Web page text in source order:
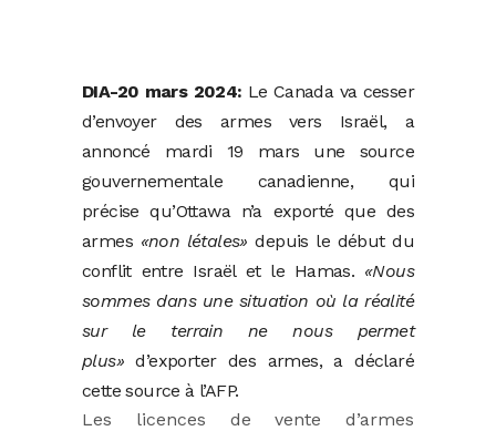
DIA-20 mars 2024: Le Canada va cesser
d’envoyer des armes vers Israël, a
annoncé mardi 19 mars une source
gouvernementale canadienne, qui
précise qu’Ottawa n’a exporté que des
armes «non létales» depuis le début du
conflit entre Israël et le Hamas. «Nous
sommes dans une situation où la réalité
sur le terrain ne nous permet
plus»d’exporter des armes, a déclaré
cette source à l’AFP.
Les licences de vente d’armes